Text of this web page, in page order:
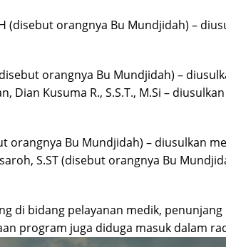
(disebut orangnya Bu Mundjidah) –
orangnya Bu Mundjidah) –
Dian Kusuma R., S.S.T., M.Si –
orangnya Bu Mundjidah) – diusulkan
S.ST (disebut orangnya Bu
di bidang pelayanan medik, penunjang
program juga diduga masuk dalam